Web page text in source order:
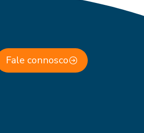
Fale connosco